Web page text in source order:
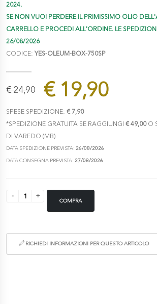
2024.
SE NON VUOI PERDERE IL PRIMISSIMO OLIO
CARRELLO E PROCEDI ALL'ORDINE. LE
26/08/2026
CODICE: YES-OLEUM-BOX-750SP
€ 19,90
€ 24,90
SPESE SPEDIZIONE: € 7,90
*SPEDIZIONE GRATUITA SE RAGGIUNGI € 49,00O
DI VAREDO (MB)
DATA SPEDIZIONE PREVISTA: 26/08/2026
DATA CONSEGNA PREVISTA: 27/08/2026
COMPRA
RICHIEDI INFORMAZIONI PER QUESTO ARTICOLO